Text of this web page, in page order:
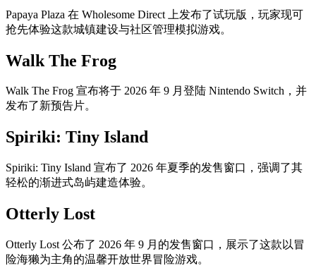
Papaya Plaza 在 Wholesome Direct 上发布了试玩版，玩家现可
抢先体验这款城镇建设与社区管理模拟游戏。
Walk The Frog
Walk The Frog 宣布将于 2026 年 9 月登陆 Nintendo Switch，并
发布了新预告片。
Spiriki: Tiny Island
Spiriki: Tiny Island 宣布了 2026 年夏季的发售窗口，强调了其
轻松的渐进式岛屿建造体验。
Otterly Lost
Otterly Lost 公布了 2026 年 9 月的发售窗口，展示了这款以冒
险海獭为主角的温馨开放世界冒险游戏。